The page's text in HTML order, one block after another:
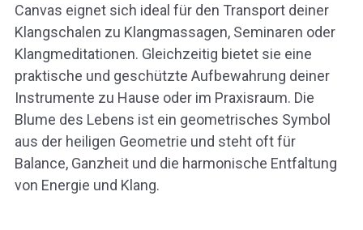
Canvas eignet sich ideal für den Transport deiner
Klangschalen zu Klangmassagen, Seminaren oder
Klangmeditationen. Gleichzeitig bietet sie eine
praktische und geschützte Aufbewahrung deiner
Instrumente zu Hause oder im Praxisraum. Die
Blume des Lebens ist ein geometrisches Symbol
aus der heiligen Geometrie und steht oft für
Balance, Ganzheit und die harmonische Entfaltung
von Energie und Klang.